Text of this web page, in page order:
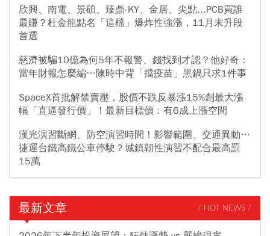
欣興、南電、景碩、臻鼎-KY、金居、尖點...PCB買誰
最賺？杜金龍點名「這檔」爆炸性強漲，11月末升段
首選
慈濟被騙10億為何5年不報警、錢找到才認？他好奇：
當年財報怎麼編…陳時中背「擋疫苗」黑鍋只求1件事
SpaceX首批解禁賣壓，股價不跌反暴漲15%創最大漲
幅「直逼發行價」！最新目標價：有6成上漲空間
漢光演習斷網、防空演習時間！影響範圍、交通異動…
捷運台鐵高鐵公車停駛？城鎮韌性演習不配合最高罰
15萬
最新文章 / HOT NEWS /